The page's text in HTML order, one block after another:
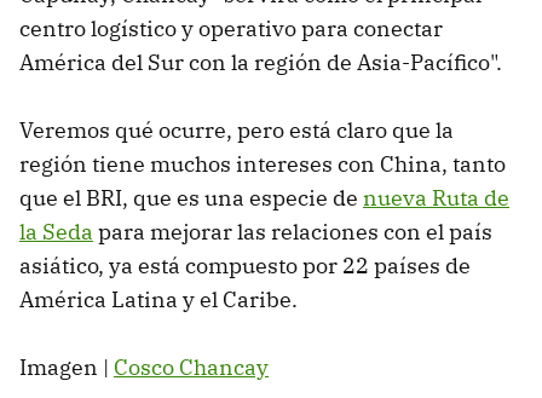
centro logístico y operativo para conectar
América del Sur con la región de Asia-Pacífico".
Veremos qué ocurre, pero está claro que la
región tiene muchos intereses con China, tanto
que el BRI, que es una especie de nueva Ruta de
la Seda para mejorar las relaciones con el país
asiático, ya está compuesto por 22 países de
América Latina y el Caribe.
Imagen | Cosco Chancay